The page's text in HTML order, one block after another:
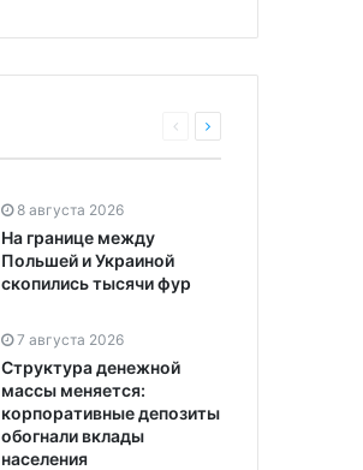
8 августа 2026
На границе между
Польшей и Украиной
скопились тысячи фур
7 августа 2026
Структура денежной
массы меняется:
корпоративные депозиты
обогнали вклады
населения